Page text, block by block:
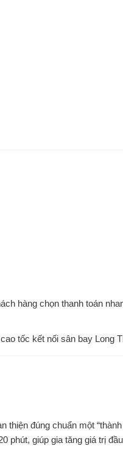
hàng chọn thanh toán
tốc kết nối sân bay Long
đúng chuẩn một “thành
phút, giúp gia tăng giá trị